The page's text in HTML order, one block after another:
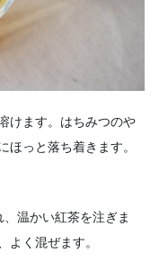
けます。はちみつのや
ほっと落ち着きます。
温かい紅茶を注ぎま
よく混ぜます。